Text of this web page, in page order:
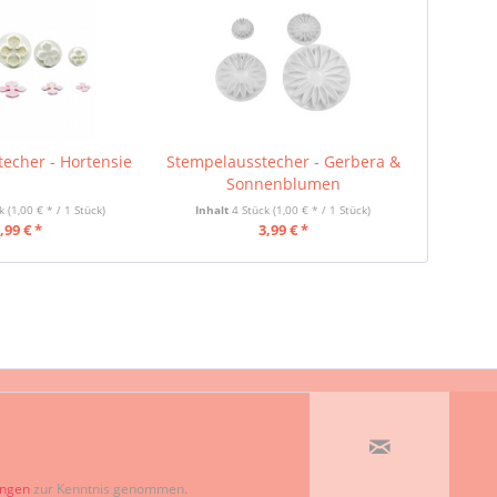
- Hortensie
(1,00 € * / 1 Stück)
€ *
Stempelausstecher - Gerbera &
Sonnenblumen
Inhalt4 Stück(1,00 € * / 1 Stück)
3,99 € *
zur Kenntnis genommen.